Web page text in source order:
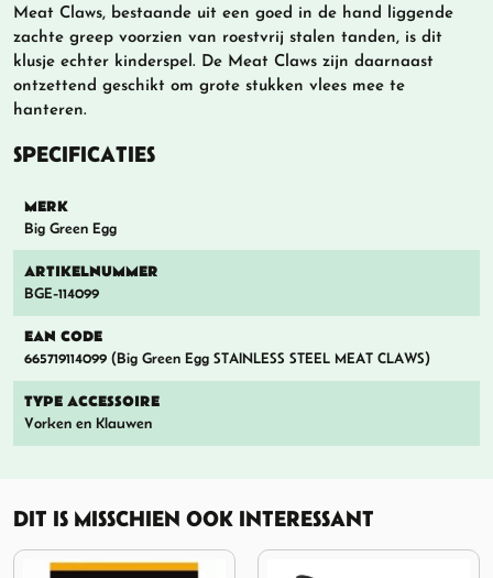
Meat Claws, bestaande uit een goed in de hand liggende
zachte greep voorzien van roestvrij stalen tanden, is dit
klusje echter kinderspel. De Meat Claws zijn daarnaast
ontzettend geschikt om grote stukken vlees mee te
hanteren.
SPECIFICATIES
MERK
Big Green Egg
ARTIKELNUMMER
BGE-114099
EAN CODE
665719114099 (Big Green Egg STAINLESS STEEL MEAT CLAWS)
TYPE ACCESSOIRE
Vorken en Klauwen
DIT IS MISSCHIEN OOK INTERESSANT